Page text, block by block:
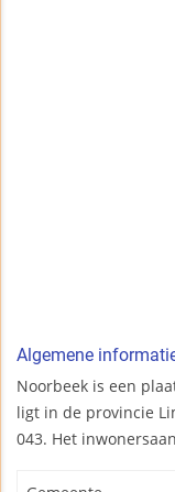
Algemene
Noorbeek is een
ligt in de provincie
043. Het